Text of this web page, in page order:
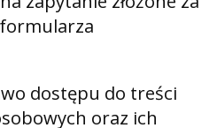
dostępu do treści
oraz ich